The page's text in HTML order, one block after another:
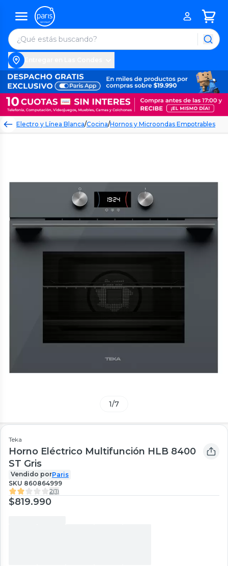
Electro y Línea Blanca/Cocina/Hornos y Microondas Empotrables
1/7
Teka
Horno Eléctrico Multifunción HLB 8400
ST Gris
Vendido porParis
SKU 860864999
2(1)
$819.990